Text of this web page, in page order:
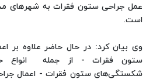
عمل جراحی ستون فقرات به شهرهای
است.
وی بیان کرد: در حال حاضر علاوه بر
ستون فقرات - از جمله انواع
شکستگی‌های ستون فقرات - اعمال